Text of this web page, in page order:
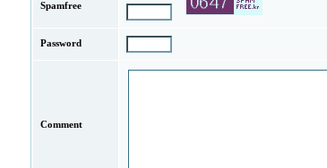
Spamfree
Password
Comment